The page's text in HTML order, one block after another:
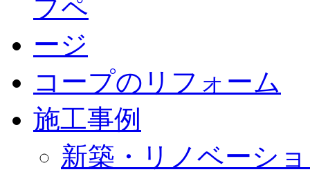
コープのリフォーム
施工事例
新築・リノベーシ